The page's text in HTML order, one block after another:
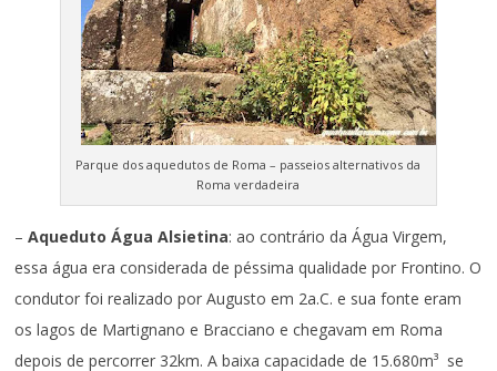
Parque dos aquedutos de Roma – passeios alternativos da
Roma verdadeira
–Aqueduto Água Alsietina: ao contrário da Água Virgem,
essa água era considerada de péssima qualidade por Frontino. O
condutor foi realizado por Augusto em 2a.C. e sua fonte eram
os lagos de Martignano e Bracciano e chegavam em Roma
depois de percorrer 32km. A baixa capacidade de 15.680m³ se